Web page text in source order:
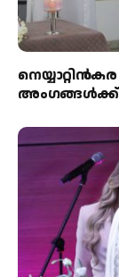
അംഗങ്ങൾക്ക്